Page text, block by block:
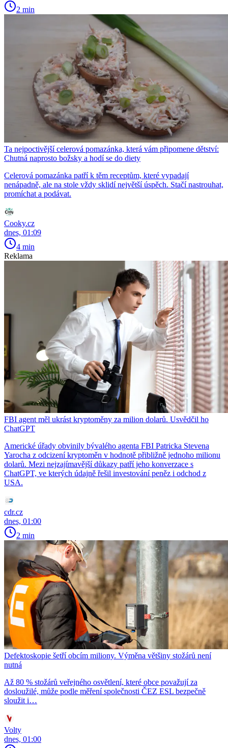
2 min
Ta nejpoctivější celerová pomazánka, která vám připomene dětství:
Chutná naprosto božsky a hodí se do diety
Celerová pomazánka patří k těm receptům, které vypadají
nenápadně, ale na stole vždy sklidí největší úspěch. Stačí nastrouhat,
promíchat a podávat.
Cooky.cz
dnes, 01:09
4 min
Reklama
FBI agent měl ukrást kryptoměny za milion dolarů. Usvědčil ho
ChatGPT
Americké úřady obvinily bývalého agenta FBI Patricka Stevena
Yarocha z odcizení kryptoměn v hodnotě přibližně jednoho milionu
dolarů. Mezi nejzajímavější důkazy patří jeho konverzace s
ChatGPT, ve kterých údajně řešil investování peněz i odchod z
USA.
cdr.cz
dnes, 01:00
2 min
Defektoskopie šetří obcím miliony. Výměna většiny stožárů není
nutná
Až 80 % stožárů veřejného osvětlení, které obce považují za
dosloužilé, může podle měření společnosti ČEZ ESL bezpečně
sloužit i…
Volty
dnes, 01:00